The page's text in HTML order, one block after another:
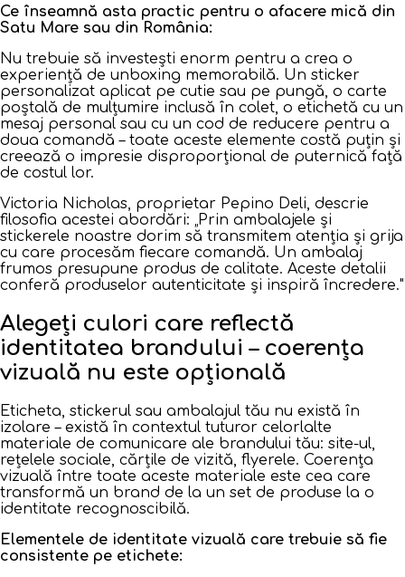
Ce înseamnă asta practic pentru o afacere mică din
Satu Mare sau din România:
Nu trebuie să investești enorm pentru a crea o
experiență de unboxing memorabilă. Un sticker
personalizat aplicat pe cutie sau pe pungă, o carte
poștală de mulțumire inclusă în colet, o etichetă cu un
mesaj personal sau cu un cod de reducere pentru a
doua comandă – toate aceste elemente costă puțin și
creează o impresie disproporțional de puternică față
de costul lor.
Victoria Nicholas, proprietar Pepino Deli, descrie
filosofia acestei abordări: „Prin ambalajele și
stickerele noastre dorim să transmitem atenția și grija
cu care procesăm fiecare comandă. Un ambalaj
frumos presupune produs de calitate. Aceste detalii
conferă produselor autenticitate și inspiră încredere."
Alegeți culori care reflectă
identitatea brandului – coerența
vizuală nu este opțională
Eticheta, stickerul sau ambalajul tău nu există în
izolare – există în contextul tuturor celorlalte
materiale de comunicare ale brandului tău: site-ul,
rețelele sociale, cărțile de vizită, flyerele. Coerența
vizuală între toate aceste materiale este cea care
transformă un brand de la un set de produse la o
identitate recognoscibilă.
Elementele de identitate vizuală care trebuie să fie
consistente pe etichete: